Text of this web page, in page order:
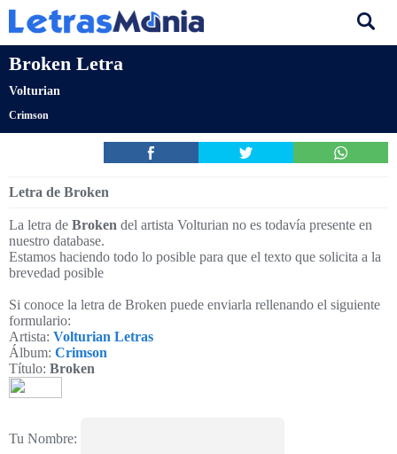
Broken Letra
Volturian
Crimson
Letra de Broken
La letra de Broken del artista Volturian no es todavía presente en
nuestro database.
Estamos haciendo todo lo posible para que el texto que solicita a la
brevedad posible
Si conoce la letra de Broken puede enviarla rellenando el siguiente
formulario:
Artista: Volturian Letras
Álbum: Crimson
Título: Broken
Tu Nombre: